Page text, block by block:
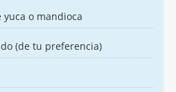
o mandioca
(de tu preferencia)